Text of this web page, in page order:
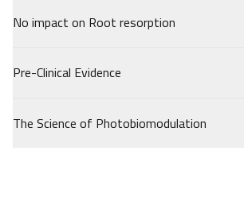
No impact on Root resorption
Pre-Clinical Evidence
The Science of Photobiomodulation